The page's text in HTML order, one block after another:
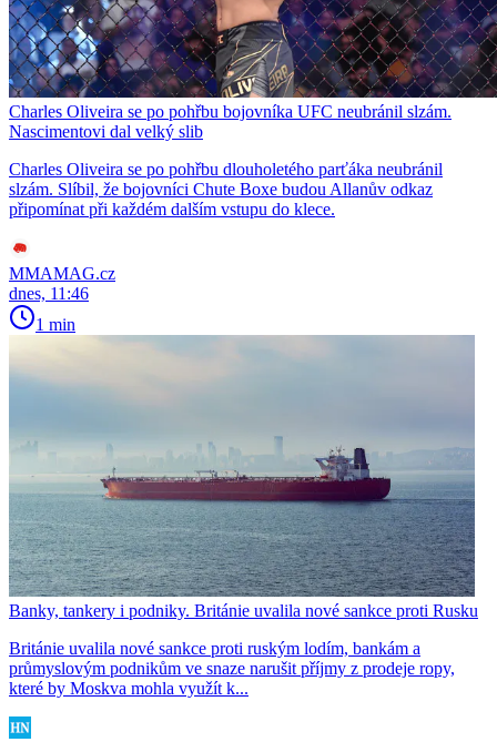
Charles Oliveira se po pohřbu bojovníka UFC neubránil slzám.
Nascimentovi dal velký slib
Charles Oliveira se po pohřbu dlouholetého parťáka neubránil
slzám. Slíbil, že bojovníci Chute Boxe budou Allanův odkaz
připomínat při každém dalším vstupu do klece.
MMAMAG.cz
dnes, 11:46
1 min
Banky, tankery i podniky. Británie uvalila nové sankce proti Rusku
Británie uvalila nové sankce proti ruským lodím, bankám a
průmyslovým podnikům ve snaze narušit příjmy z prodeje ropy,
které by Moskva mohla využít k...